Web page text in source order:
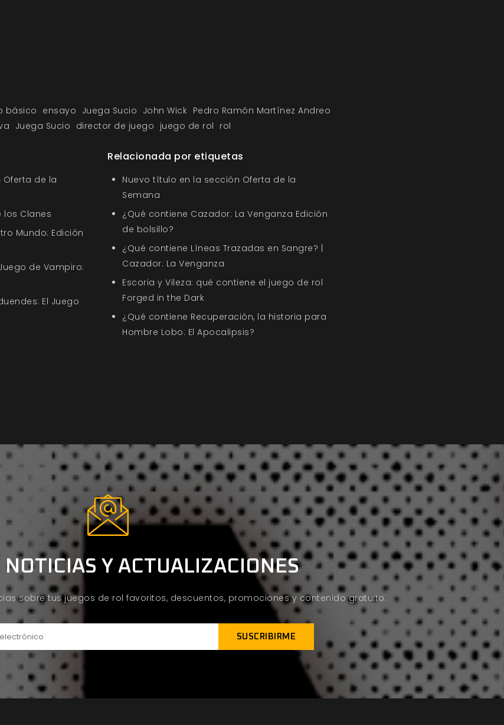
básico ensayo Juega Sucio John Wick Pedro Ramón Martínez Andreo
Juega Sucio director de juego juego de rol rol
de la
los Clanes
Mundo: Edición
de Vampiro:
El Juego
Relacionada por etiquetas
Nuevo título en la sección Oferta de la
Semana
¿Qué contiene Cazador: La Venganza Edición
de bolsillo?
¿Qué contiene Líneas Trazadas en Sangre? |
Cazador: La Venganza
Escoria y Vileza: qué contiene el juego de rol
Forged in the Dark
¿Qué contiene Recuperación, la historia para
Hombre Lobo: El Apocalipsis?
NOTICIAS Y ACTUALIZACIONES
sobre tus juegos de rol favoritos, descuentos, promociones y contenido gratuito.